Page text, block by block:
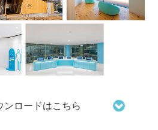
ンロードはこちら